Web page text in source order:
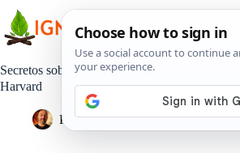
contenido
Secretos sobre criar a un buen niño, según los
Harvard
Pedro Lisperguer 6 julio, 2020